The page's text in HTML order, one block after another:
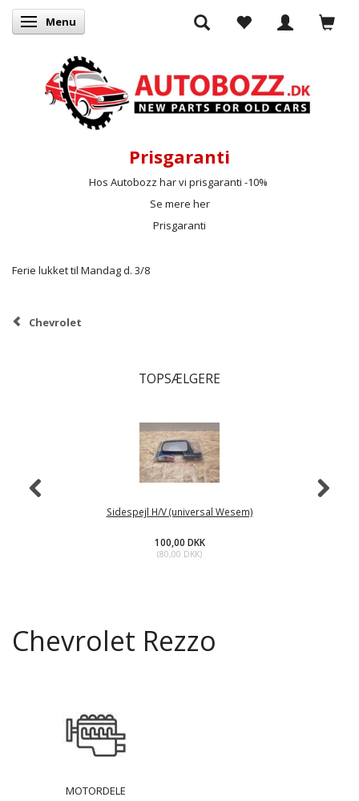
Skifte navigation
Menu
Prisgaranti
Hos Autobozz har vi prisgaranti -10%
Se mere her
Prisgaranti
Ferie lukket til Mandag d. 3/8
Chevrolet
TOPSÆLGERE
Sidespejl H/V (universal Wesem)
100,00 DKK
(80,00 DKK)
Chevrolet Rezzo
MOTORDELE